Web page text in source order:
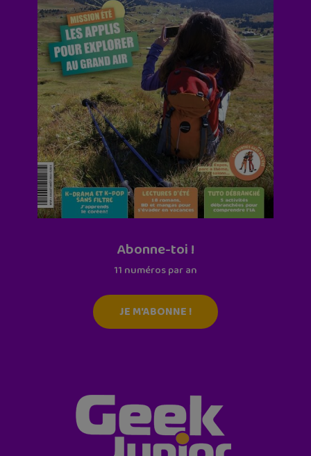
Abonne-toi !
11 numéros par an
JE M'ABONNE !